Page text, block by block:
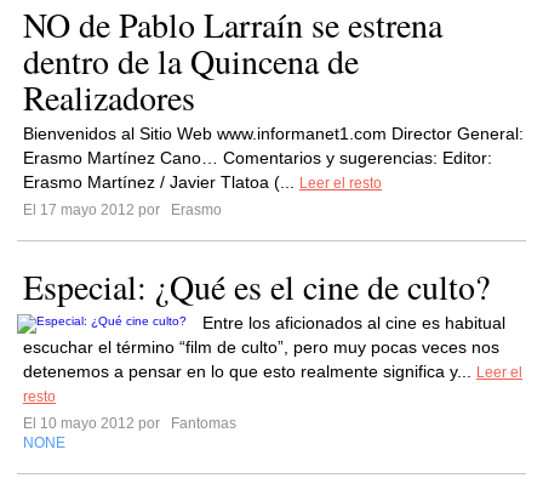
NO de Pablo Larraín se estrena
dentro de la Quincena de
Realizadores
Bienvenidos al Sitio Web www.informanet1.com Director General:
Erasmo Martínez Cano… Comentarios y sugerencias: Editor:
Erasmo Martínez / Javier Tlatoa (...
Leer el resto
El 17 mayo 2012 por
Erasmo
Especial: ¿Qué es el cine de culto?
Entre los aficionados al cine es habitual
escuchar el término “film de culto”, pero muy pocas veces nos
detenemos a pensar en lo que esto realmente significa y...
Leer el
resto
El 10 mayo 2012 por
Fantomas
NONE